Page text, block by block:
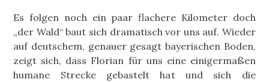
Es folgen noch ein paar flachere Kilometer doch
„der Wald“ baut sich dramatisch vor uns auf. Wieder
auf deutschem, genauer gesagt bayerischen Boden,
zeigt sich, dass Florian für uns eine einigermaßen
humane Strecke gebastelt hat und sich die